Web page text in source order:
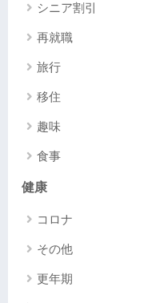
シニア割引
再就職
旅行
移住
趣味
食事
健康
コロナ
その他
更年期